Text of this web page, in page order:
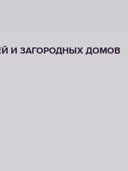
И ЗАГОРОДНЫХ ДОМОВ